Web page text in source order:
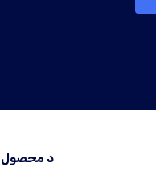
د محصول